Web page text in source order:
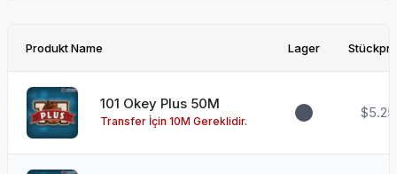
Produkt Name Lager
101 Okey Plus 50M
Transfer İçin 10M Gereklidir.
$5.25